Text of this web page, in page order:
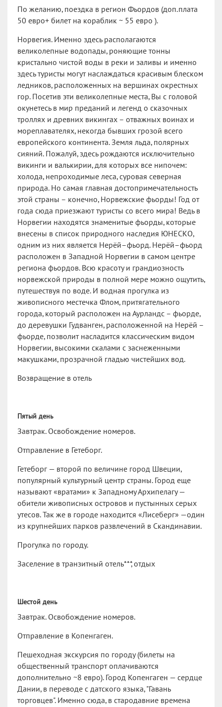
По желанию, поездка в регион Фьордов (доп.плата
50 евро+ билет на кораблик ~ 55 евро ).
Норвегия. Именно здесь располагаются
великолепные водопады, роняющие тонны
кристально чистой воды в реки и заливы и именно
здесь туристы могут наслаждаться красивым блеском
ледников, расположенных на вершинах окрестных
гор. Посетив эти великолепные места, Вы с головой
окунетесь в мир преданий и легенд о сказочных
троллях и древних викингах – отважных воинах и
мореплавателях, некогда бывших грозой всего
европейского континента. Земля льда, полярных
сияний. Пожалуй, здесь рождаются исключительно
викинги и валькирии, для которых все нипочем:
холода, непроходимые леса, суровая северная
природа. Но самая главная достопримечательность
этой страны – конечно, Норвежские фьорды! Год от
года сюда приезжают туристы со всего мира! Ведь в
Норвегии находятся знаменитые фьорды, которые
внесены в список природного наследия ЮНЕСКО,
одним из них является Нерёй–фьорд. Нерёй–фьорд
расположен в Западной Норвегии в самом центре
региона фьордов. Всю красоту и грандиозность
норвежской природы в полной мере можно ощутить,
путешествуя по воде. И водная прогулка из
живописного местечка Флом, притягательного
города, который расположен на Аурландс – фьорде,
до деревушки Гудванген, расположенной на Нерёй –
фьорде, позволит насладится классическим видом
Норвегии, высокими скалами с заснеженными
макушками, прозрачной гладью чистейших вод.
Возвращение в отель
Пятый день
Завтрак. Освобождение номеров.
Отправление в Гетеборг.
Гетеборг — второй по величине город Швеции,
популярный культурный центр страны. Город еще
называют «вратами» к Западному Архипелагу —
обители живописных островов и пустынных серых
утесов. Так же в городе находится «Лисеберг» —один
из крупнейших парков развлечений в Скандинавии.
Прогулка по городу.
Заселение в транзитный отель***, отдых
Шестой день
Завтрак. Освобождение номеров.
Отправление в Копенгаген.
Пешеходная экскурсия по городу (билеты на
общественный транспорт оплачиваются
дополнительно ~8 евро). Город Копенгаген — сердце
Дании, в переводе с датского языка, "Гавань
торговцев". Именно сюда, в стародавние времена